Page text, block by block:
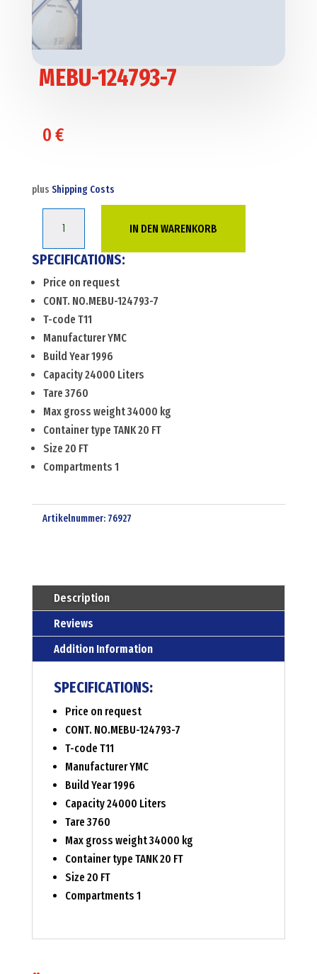
MEBU-124793-7
0€
plus Shipping Costs
7
Menge
IN DEN WARENKORB
SPECIFICATIONS:
Price on request
CONT. NO.MEBU-124793-7
T-code T11
Manufacturer YMC
Build Year 1996
Capacity 24000 Liters
Tare 3760
Max gross weight 34000 kg
Container type TANK 20 FT
Size 20 FT
Compartments 1
Artikelnummer: 76927
Description
Reviews
Addition Information
SPECIFICATIONS:
Price on request
CONT. NO.MEBU-124793-7
T-code T11
Manufacturer YMC
Build Year 1996
Capacity 24000 Liters
Tare 3760
Max gross weight 34000 kg
Container type TANK 20 FT
Size 20 FT
Compartments 1